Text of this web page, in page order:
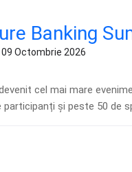
Banking
Octombrie 2026
cel mai mare
participanți și peste 50 de